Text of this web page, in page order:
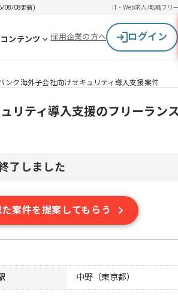
08/08更新) IT・Web求人/転職フリ
ンテンツ 採用企業の方へ ログイン
ンク海外子会社向けセキュリティ導入支援案件
リティ導入支援のフリーラン
了しました
た案件を提案してもらう
中野（東京都）